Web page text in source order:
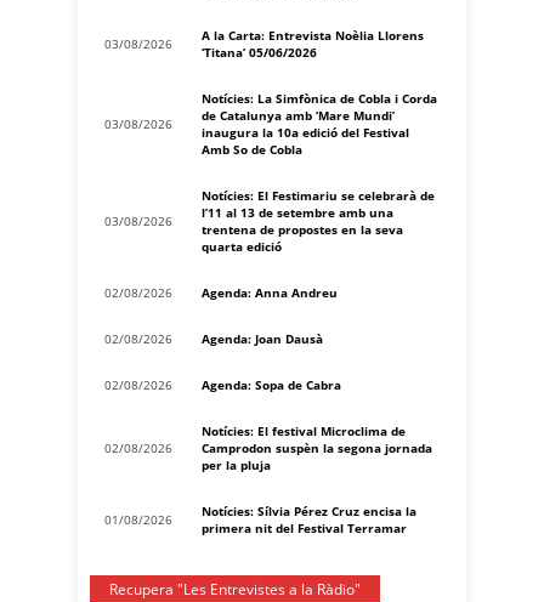
03/08/2026
A la Carta: Entrevista Noèlia Llorens
‘Titana’ 05/06/2026
03/08/2026
Notícies: La Simfònica de Cobla i Corda
de Catalunya amb ‘Mare Mundi’
inaugura la 10a edició del Festival
Amb So de Cobla
03/08/2026
Notícies: El Festimariu se celebrarà de
l’11 al 13 de setembre amb una
trentena de propostes en la seva
quarta edició
02/08/2026 Agenda: Anna Andreu
02/08/2026 Agenda: Joan Dausà
02/08/2026 Agenda: Sopa de Cabra
02/08/2026
Notícies: El festival Microclima de
Camprodon suspèn la segona jornada
per la pluja
01/08/2026
Notícies: Sílvia Pérez Cruz encisa la
primera nit del Festival Terramar
Recupera "Les Entrevistes a la Ràdio"